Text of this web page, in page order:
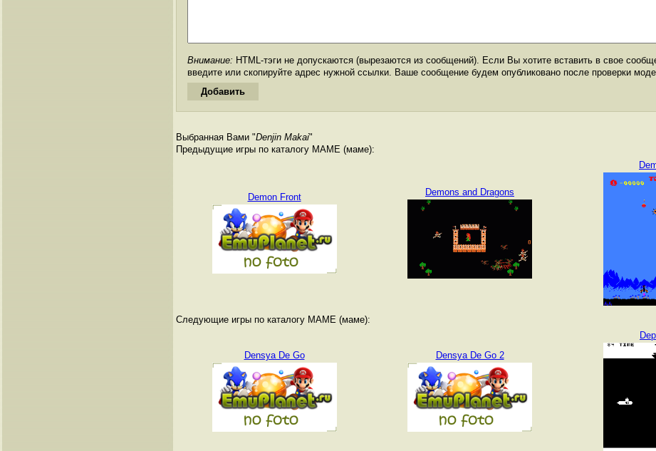
Внимание: HTML-тэги не допускаются (вырезаются из сообщений). Если Вы хотите вставить в свое
введите или скопируйте адрес нужной ссылки. Ваше сообщение будем опубликовано после проверки
Выбранная Вами "Denjin Makai"
Предыдущие игры по каталогу MAME (маме):
Demon Front Demons and Dragons
Следующие игры по каталогу MAME (маме):
Densya De Go Densya De Go 2